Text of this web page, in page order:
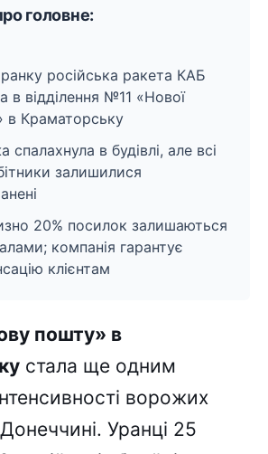
головне:
російська ракета КАБ
в відділення №11 «Нової
в Краматорську
в будівлі, але всі
залишилися
20% посилок залишаються
компанія гарантує
клієнтам
пошту» в
стала ще одним
ворожих
Уранці 25